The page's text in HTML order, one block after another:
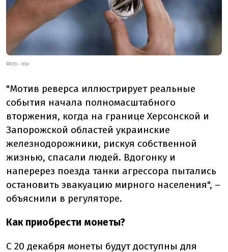
ФОТО - НБУ
"Мотив реверса иллюстрирует реальные
события начала полномасштабного
вторжения, когда на границе Херсонской и
Запорожской областей украинские
железнодорожники, рискуя собственной
жизнью, спасали людей. Вдогонку и
наперерез поезда танки агрессора пытались
остановить эвакуацию мирного населения", –
объяснили в регуляторе.
Как приобрести монеты?
С 20 декабря монеты будут доступны для